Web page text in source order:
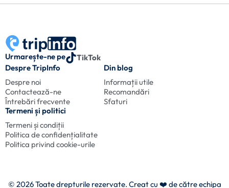
Urmarește-ne pe
TikTok
Despre TripInfo
Despre noi
Contactează-ne
Întrebări frecvente
Din blog
Informații utile
Recomandări
Sfaturi
Termeni și politici
Termeni și condiții
Politica de confidențialitate
Politica privind cookie-urile
© 2026 Toate drepturile rezervate. Creat cu ❤️ de către echipa